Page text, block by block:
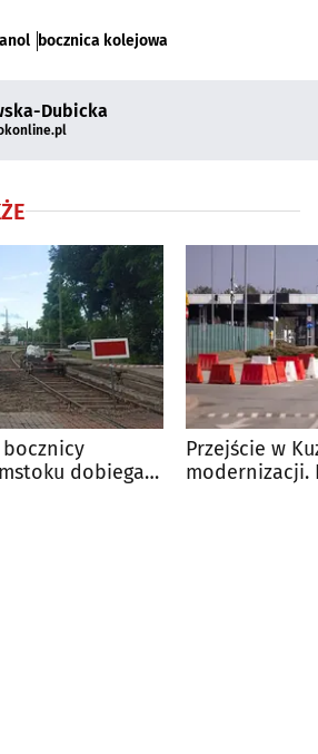
bocznica kolejowa
Dubicka
dobiega
Przejście w
modernizacji.